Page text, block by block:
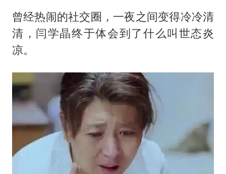
曾经热闹的社交圈，一夜之间变得冷冷清
清，闫学晶终于体会到了什么叫世态炎
凉。